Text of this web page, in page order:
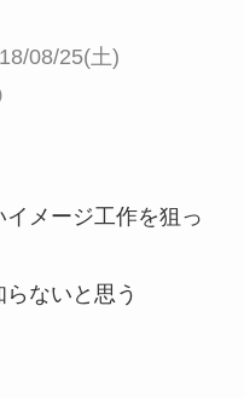
08/25(土)
イメージ工作を狙っ
ないと思う